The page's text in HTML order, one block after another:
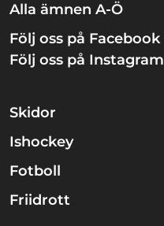
Alla ämnen A-Ö
Följ oss på Facebook
Följ oss på Instagram
Skidor
Ishockey
Fotboll
Friidrott